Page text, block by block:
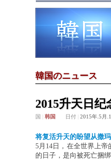
韓国のニュース
2015升天日
国 韩国 日付 2015年.5月
将复活升天的盼望从撒
5月14日，在全世界上
的日子，是向被死亡捆